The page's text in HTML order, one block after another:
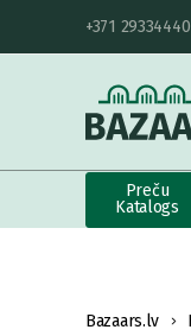
+371 29334440
Preču
Katalogs
Bazaars.lv